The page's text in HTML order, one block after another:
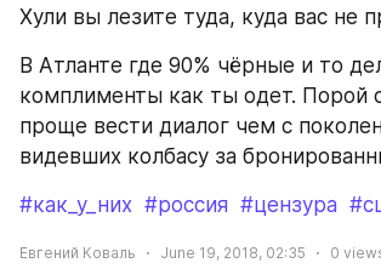
Хули вы лезите туда, куда вас не
В Атланте где 90% чёрные и то
комплименты как ты одет. Порой
проще вести диалог чем с
видевших колбасу за
#как_у_них #россия #цензура
Евгений Коваль June 19, 2018, 02:35 0